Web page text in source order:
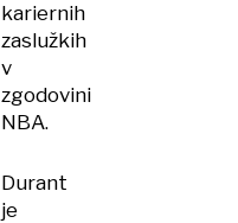
kariernih
zaslužkih
v
zgodovini
NBA.
Durant
je